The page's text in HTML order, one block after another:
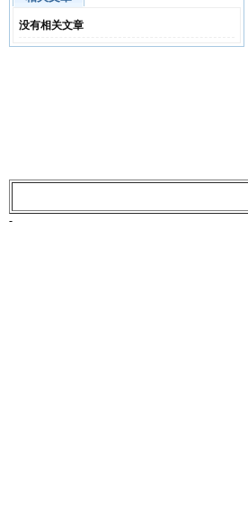
没有相关文章
-